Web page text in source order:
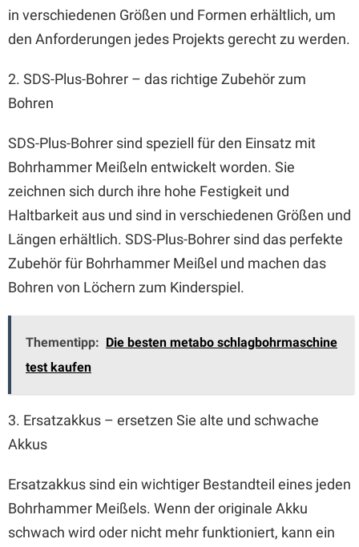
in verschiedenen Größen und Formen erhältlich, um
den Anforderungen jedes Projekts gerecht zu werden.
2. SDS-Plus-Bohrer – das richtige Zubehör zum
Bohren
SDS-Plus-Bohrer sind speziell für den Einsatz mit
Bohrhammer Meißeln entwickelt worden. Sie
zeichnen sich durch ihre hohe Festigkeit und
Haltbarkeit aus und sind in verschiedenen Größen und
Längen erhältlich. SDS-Plus-Bohrer sind das perfekte
Zubehör für Bohrhammer Meißel und machen das
Bohren von Löchern zum Kinderspiel.
Thementipp: Die besten metabo schlagbohrmaschine
test kaufen
3. Ersatzakkus – ersetzen Sie alte und schwache
Akkus
Ersatzakkus sind ein wichtiger Bestandteil eines jeden
Bohrhammer Meißels. Wenn der originale Akku
schwach wird oder nicht mehr funktioniert, kann ein